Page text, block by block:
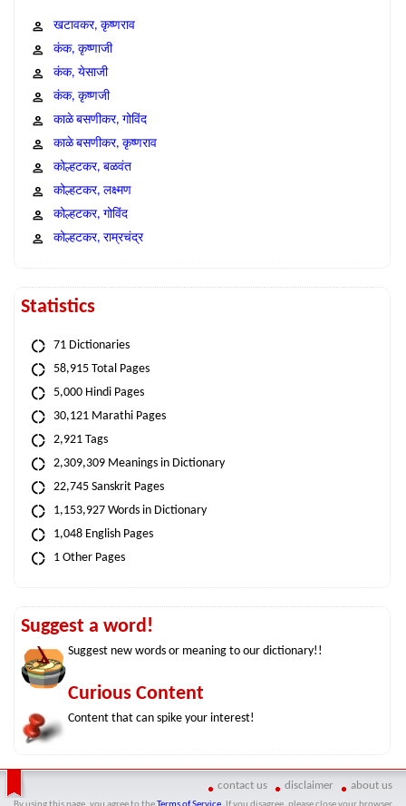
खटावकर, कृष्णराव
कंक, कृष्णाजी
कंक, येसाजी
कंक, कृष्णजी
काळे बसणीकर, गोविंद
काळे बसणीकर, कृष्णराव
कोल्हटकर, बळवंत
कोल्हटकर, लक्ष्मण
कोल्हटकर, गोविंद
कोल्हटकर, राम्रचंद्र
Statistics
71 Dictionaries
58,915 Total Pages
5,000 Hindi Pages
30,121 Marathi Pages
2,921 Tags
2,309,309 Meanings in Dictionary
22,745 Sanskrit Pages
1,153,927 Words in Dictionary
1,048 English Pages
1 Other Pages
Suggest a word!
Suggest new words or meaning to our dictionary!!
Curious Content
Content that can spike your interest!
contact us disclaimer about us